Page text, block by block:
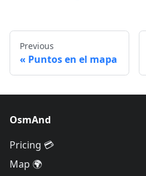
Previous
Puntos en el mapa
OsmAnd
Pricing 💳
Map 🌍